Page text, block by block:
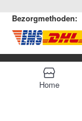
󰆹
Home
Bezorgmethoden:
© 2025